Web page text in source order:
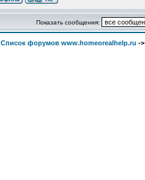
Показать сообщения:
Список форумов www.homeorealhelp.ru -